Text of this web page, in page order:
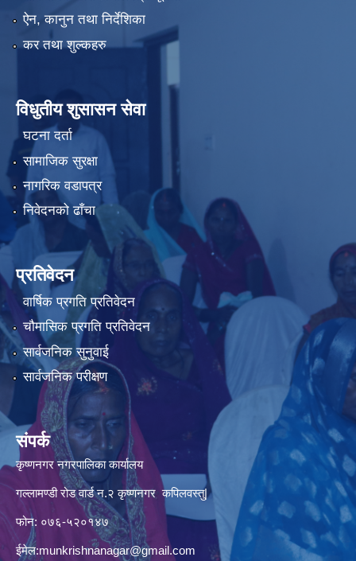
ऐन, कानुन तथा निर्देशिका
कर तथा शुल्कहरु
विधुतीय शुसासन सेवा
घटना दर्ता
सामाजिक सुरक्षा
नागरिक वडापत्र
निवेदनको ढाँचा
प्रतिवेदन
वार्षिक प्रगति प्रतिवेदन
चौमासिक प्रगति प्रतिवेदन
सार्वजनिक सुनुवाई
सार्वजनिक परीक्षण
संपर्क
कृष्णनगर नगरपालिका कार्यालय
गल्लामण्डी रोड वार्ड न.२ कृष्णनगर कपिलवस्तु|
फोन: ०७६-५२०१४७
ईमेल:munkrishnanagar@gmail.com